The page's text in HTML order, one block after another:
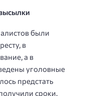
были
в
а в
уголовные
предстать
сроки.